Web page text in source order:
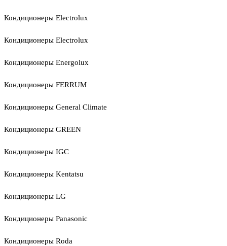
Кондиционеры Electrolux
Кондиционеры Electrolux
Кондиционеры Energolux
Кондиционеры FERRUM
Кондиционеры General Climate
Кондиционеры GREEN
Кондиционеры IGC
Кондиционеры Kentatsu
Кондиционеры LG
Кондиционеры Panasonic
Кондиционеры Roda